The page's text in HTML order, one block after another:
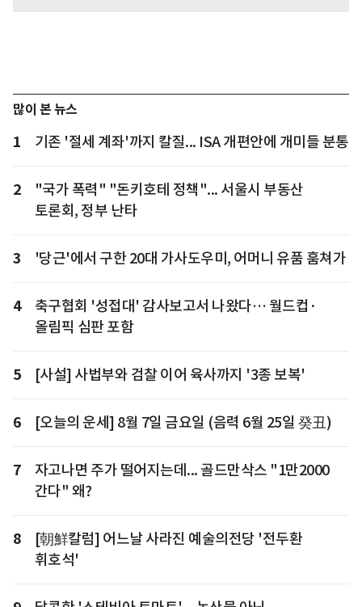
많이 본 뉴스
1 기존 '절세 계좌'까지 칼질... ISA 개편안에 개미들 분통
2
"국가 폭력" "돈키호테 정책"... 서울시 부동산
토론회, 정부 난타
3 '당근'에서 구한 20대 가사도우미, 어머니 유품 훔쳐가
4
축구협회 '성접대' 감사보고서 나왔다… 월드컵·
올림픽 심판 포함
5 [사설] 사법부와 검찰 이어 육사까지 '3종 보복'
6 [오늘의 운세] 8월 7일 금요일 (음력 6월 25일 癸丑)
7
자고나면 주가 떨어지는데... 골드만삭스 "1만2000
간다" 왜?
8
[朝鮮칼럼] 어느날 사라진 예술의전당 '전두환
휘호석'